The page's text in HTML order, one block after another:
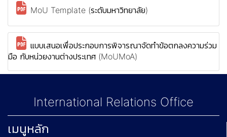
MoU Template (ระดับมหาวิทยาลัย)
แบบเสนอเพื่อประกอบการพิจารณาจัดทำข้อตกลงความร่วม
มือ กับหน่วยงานต่างประเทศ (MoUMoA)
International Relations Office
เมนูหลัก